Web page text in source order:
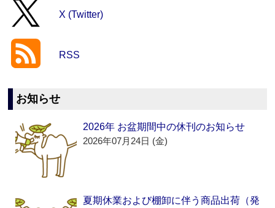
X (Twitter)
RSS
お知らせ
2026年 お盆期間中の休刊のお知らせ
2026年07月24日 (金)
夏期休業および棚卸に伴う商品出荷（発